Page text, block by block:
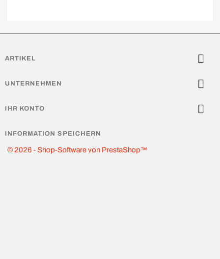
ARTIKEL 
UNTERNEHMEN 
IHR KONTO 
INFORMATION SPEICHERN
© 2026 - Shop-Software von PrestaShop™